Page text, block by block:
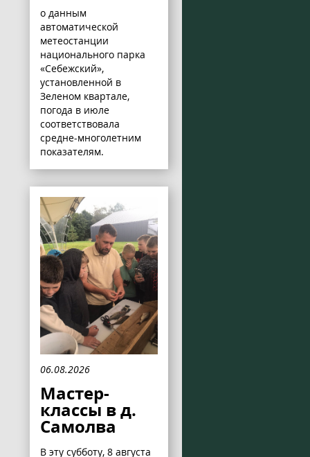
о данным
автоматической
метеостанции
национального парка
«Себежский»,
установленной в
Зеленом квартале,
погода в июле
соответствовала
средне-многолетним
показателям.
06.08.2026
Мастер-
классы в д.
Самолва
В эту субботу, 8 августа